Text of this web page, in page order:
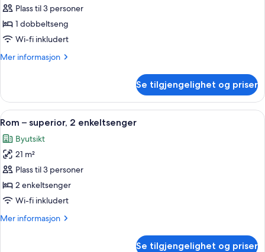
Rom
–
superior,
dobbeltseng
Plass til 3 personer
1 dobbeltseng
Wi-fi inkludert
Mer informasjon
Mer
–
superior,
1
dobbeltseng
Se tilgjengelighet og priser
Åpne
alle
bildene
av
Rom
–
superior,
enkeltsenger
1 soverom, allergitestet sengetøy,
4
Rom – superior, 2 enkeltsenger
Byutsikt
21 m²
Plass til 3 personer
2 enkeltsenger
Wi-fi inkludert
Mer informasjon
Mer
Se tilgjengelighet og priser